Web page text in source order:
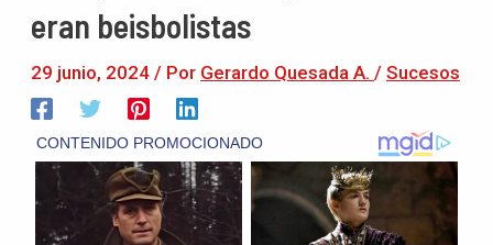
eran beisbolistas
29 junio, 2024 / Por Gerardo Quesada A. / Sucesos